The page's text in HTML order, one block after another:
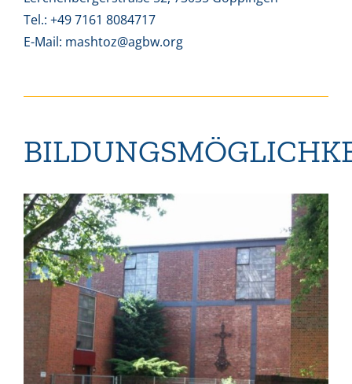
Tel.: +49 7161 8084717
E-Mail: mashtoz@agbw.org